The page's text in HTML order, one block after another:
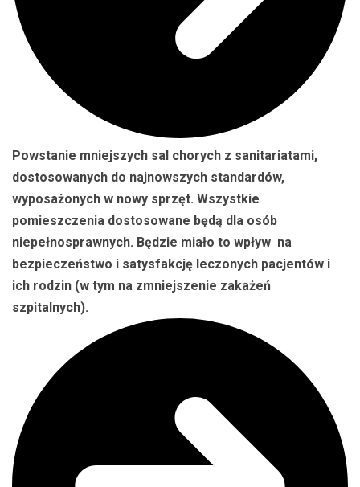
Powstanie mniejszych sal chorych z sanitariatami,
dostosowanych do najnowszych standardów,
wyposażonych w nowy sprzęt. Wszystkie
pomieszczenia dostosowane będą dla osób
niepełnosprawnych. Będzie miało to wpływ na
bezpieczeństwo i satysfakcję leczonych pacjentów i
ich rodzin (w tym na zmniejszenie zakażeń
szpitalnych).